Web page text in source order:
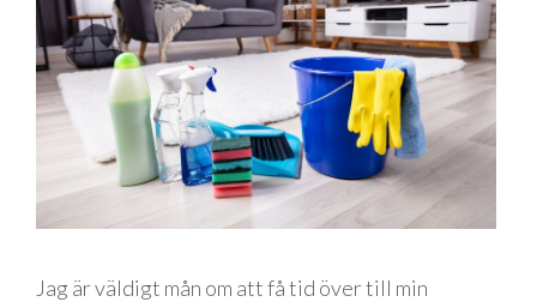
Jag är väldigt mån om att få tid över till min